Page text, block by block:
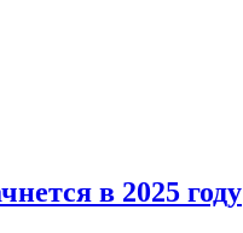
в 2025 году